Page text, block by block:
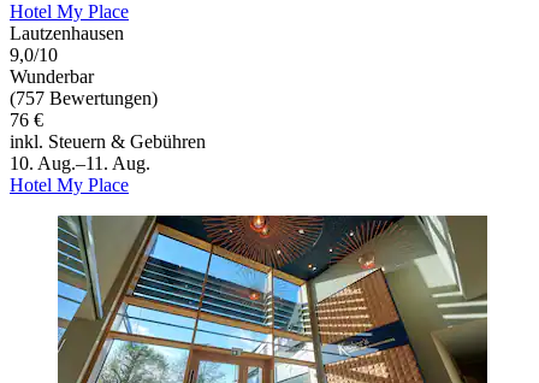
Hotel My Place
Lautzenhausen
9,0/10
Wunderbar
(757 Bewertungen)
76 €
inkl. Steuern & Gebühren
10. Aug.–11. Aug.
Hotel My Place